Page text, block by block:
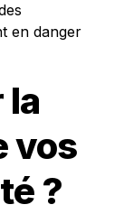
en danger
la
vos
?